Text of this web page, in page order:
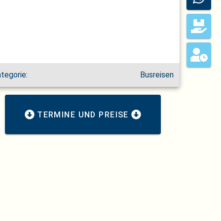
Busreisen
TERMINE UND PREISE